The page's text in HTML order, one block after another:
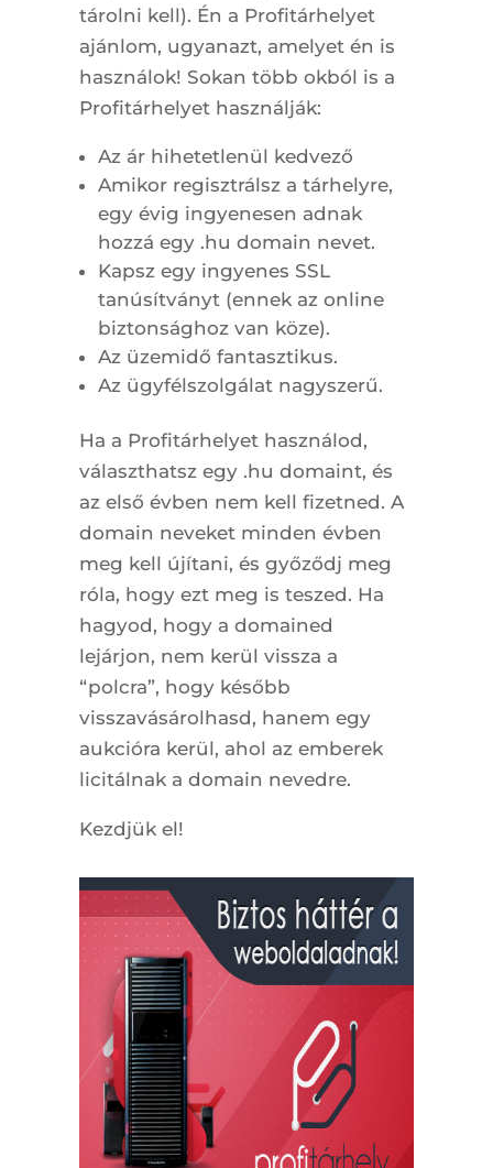
tárolni kell). Én a Profitárhelyet
ajánlom, ugyanazt, amelyet én is
használok! Sokan több okból is a
Profitárhelyet használják:
Az ár hihetetlenül kedvező
Amikor regisztrálsz a tárhelyre,
egy évig ingyenesen adnak
hozzá egy .hu domain nevet.
Kapsz egy ingyenes SSL
tanúsítványt (ennek az online
biztonsághoz van köze).
Az üzemidő fantasztikus.
Az ügyfélszolgálat nagyszerű.
Ha a Profitárhelyet használod,
választhatsz egy .hu domaint, és
az első évben nem kell fizetned. A
domain neveket minden évben
meg kell újítani, és győződj meg
róla, hogy ezt meg is teszed. Ha
hagyod, hogy a domained
lejárjon, nem kerül vissza a
“polcra”, hogy később
visszavásárolhasd, hanem egy
aukcióra kerül, ahol az emberek
licitálnak a domain nevedre.
Kezdjük el!